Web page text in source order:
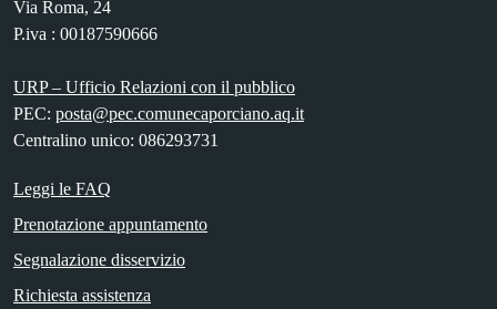
Via Roma, 24
P.iva : 00187590666
URP – Ufficio Relazioni con il pubblico
PEC: posta@pec.comunecaporciano.aq.it
Centralino unico: 086293731
Leggi le FAQ
Prenotazione appuntamento
Segnalazione disservizio
Richiesta assistenza